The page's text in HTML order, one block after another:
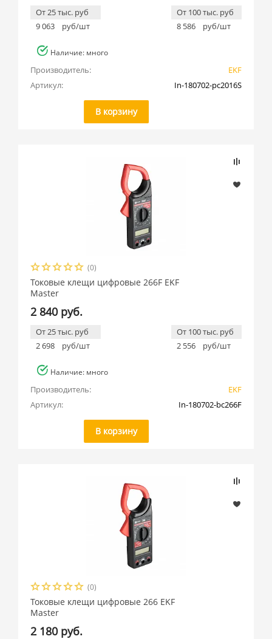
От 25 тыс. руб
9 063
руб/шт
От 100 тыс. руб
8 586
руб/шт
Наличие: много
Производитель:
EKF
Артикул:
In-180702-pc2016S
В корзину
(0)
Токовые клещи цифровые 266F EKF
Master
2 840 руб.
От 25 тыс. руб
2 698
руб/шт
От 100 тыс. руб
2 556
руб/шт
Наличие: много
Производитель:
EKF
Артикул:
In-180702-bc266F
В корзину
(0)
Токовые клещи цифровые 266 EKF
Master
2 180 руб.